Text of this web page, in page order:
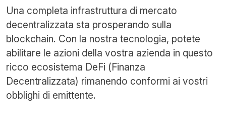
Una completa infrastruttura di mercato
decentralizzata sta prosperando sulla
blockchain. Con la nostra tecnologia, potete
abilitare le azioni della vostra azienda in questo
ricco ecosistema DeFi (Finanza
Decentralizzata) rimanendo conformi ai vostri
obblighi di emittente.